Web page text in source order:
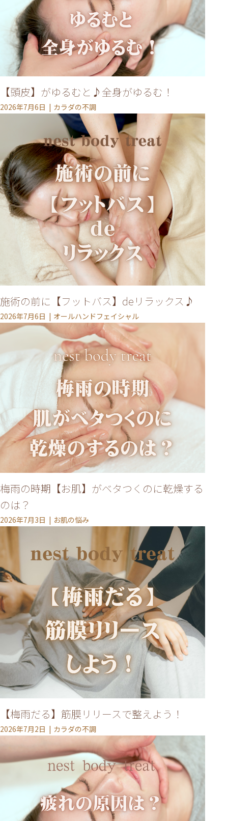
【頭皮】がゆるむと♪全身がゆるむ！
2026年7月6日 カラダの不調
施術の前に【フットバス】deリラックス♪
2026年7月6日 オールハンドフェイシャル
梅雨の時期【お肌】がベタつくのに乾燥する
のは？
2026年7月3日 お肌の悩み
【梅雨だる】筋膜リリースで整えよう！
2026年7月2日 カラダの不調